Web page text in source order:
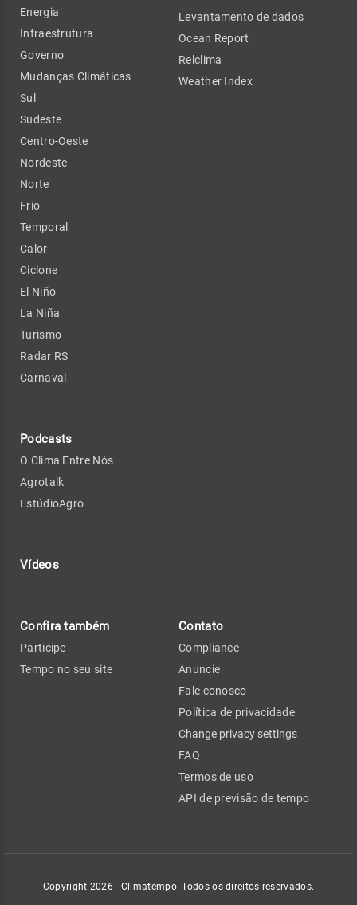
Energia
Infraestrutura
Governo
Mudanças Climáticas
Sul
Sudeste
Centro-Oeste
Nordeste
Norte
Frio
Temporal
Calor
Ciclone
El Niño
La Niña
Turismo
Radar RS
Carnaval
Podcasts
O Clima Entre Nós
Agrotalk
EstúdioAgro
Vídeos
Levantamento de dados
Ocean Report
Relclima
Weather Index
Confira também
Participe
Tempo no seu site
Contato
Compliance
Anuncie
Fale conosco
Política de privacidade
Change privacy settings
FAQ
Termos de uso
API de previsão de tempo
Copyright 2026 - Climatempo. Todos os direitos reservados.